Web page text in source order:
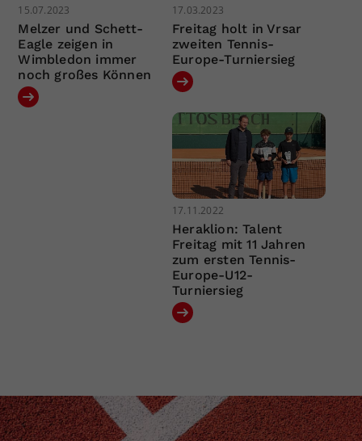
15.07.2023
Melzer und Schett-
Eagle zeigen in
Wimbledon immer
noch großes Können
17.03.2023
Freitag holt in Vrsar
zweiten Tennis-
Europe-Turniersieg
17.11.2022
Heraklion: Talent
Freitag mit 11 Jahren
zum ersten Tennis-
Europe-U12-
Turniersieg